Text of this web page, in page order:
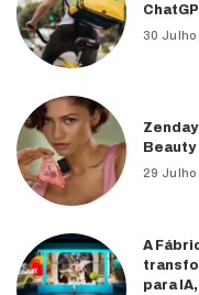
30
Beauty
29
A
para